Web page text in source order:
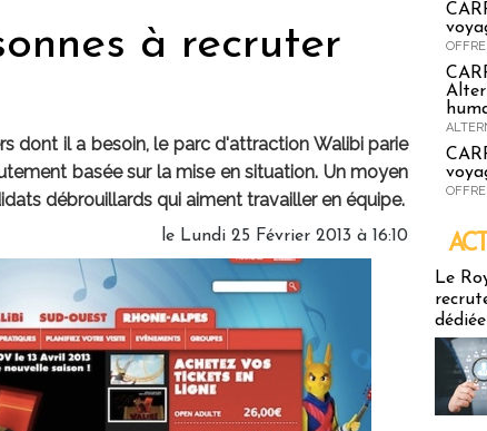
à recruter
dont il a besoin, le parc d'attraction Walibi parie
basée sur la mise en situation. Un moyen
débrouillards qui aiment travailler en équipe.
le Lundi 25 Février 2013 à 16:10
Le